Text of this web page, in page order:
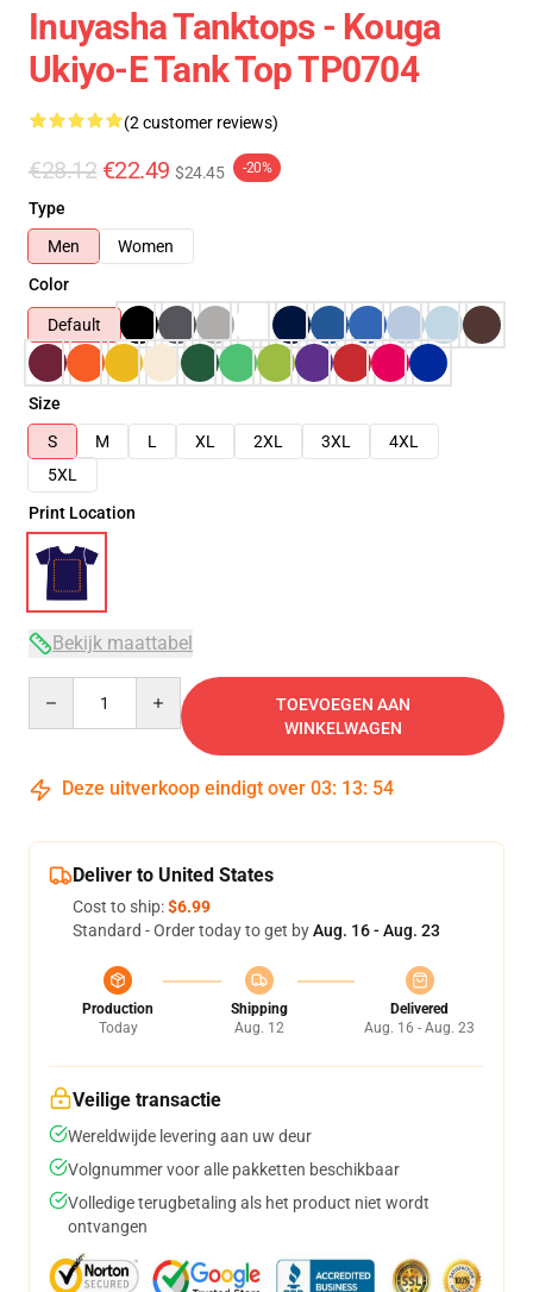
Inuyasha Tanktops - Kouga
Ukiyo-E Tank Top TP0704
(2 customer reviews)
€28.12 €22.49 $24.45 -20%
Type
Men
Women
Color
Default
Size
S
M L XL 2XL 3XL
4XL
5XL
Print Location
Bekijk maattabel
TOEVOEGEN AAN
WINKELWAGEN
Deze uitverkoop eindigt over 03: 13: 54
Deliver to United States
Cost to ship:$6.99
Standard - Order today to get byAug. 16 - Aug. 23
Production
Today
Shipping
Aug. 12
Delivered
Aug. 16 - Aug. 23
Veilige transactie
Wereldwijde levering aan uw deur
Volgnummer voor alle pakketten beschikbaar
Volledige terugbetaling als het product niet wordt
ontvangen